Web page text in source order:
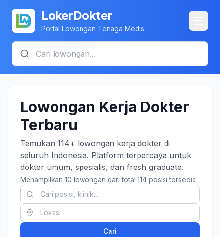
LokerDokter
Portal Lowongan Tenaga Medis
Lowongan Kerja Dokter
Terbaru
Temukan 114+ lowongan kerja dokter di
seluruh Indonesia. Platform terpercaya untuk
dokter umum, spesialis, dan fresh graduate.
Menampilkan 10 lowongan dari total 114 posisi tersedia
Cari